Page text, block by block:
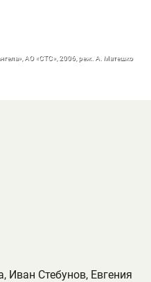
АО «СТС», 2006, реж. А. Матешко
Иван Стебунов, Евгения